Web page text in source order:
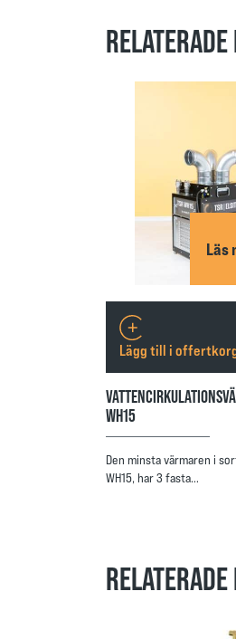
Läs
WH15
Den minsta värmaren i
WH15, har 3 fasta…
Lägg till i